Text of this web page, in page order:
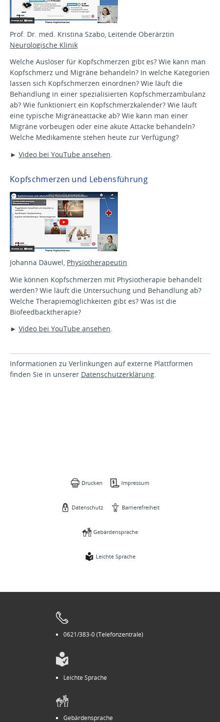
Prof. Dr. med. Kristina Szabo, Leitende Oberärztin
Neurologische Klinik
Welche Auslöser für Kopfschmerzen gibt es? Wie kann man
Kopfschmerz und Migräne behandeln? In welche Kategorien
lassen sich Kopfschmerzen einordnen? Wie läuft die
Behandlung in einer spezialisierten Kopfschmerzambulanz
ab? Wie funktioniert ein Kopfschmerzkalender? Wie läuft
eine typische Migräneattacke ab? Wie kann man einer
Migräne vorbeugen oder eine akute Attacke behandeln?
Welche Medikamente stehen heute zur Verfügung?
► Video bei YouTube ansehen.
Kopfschmerzen und Lebensführung
Johanna Däuwel, Physiotherapeutin
Wie können Kopfschmerzen mit Physiotherapie behandelt
werden? Wie läuft die Untersuchung und Behandlung ab?
Welche Therapiemöglichkeiten gibt es? Was ist die
Biofeedbacktherapie?
► Video bei YouTube ansehen.
Informationen zu Verlinkungen auf externe Plattformen
finden Sie in unserer Datenschutzerklärung
Drucken Impressum
Datenschutz Barrierefreiheit
Gebärdensprache
Leichte Sprache
0621/383-0 (Telefonzentrale)
Leichte Sprache
Gebärdensprache